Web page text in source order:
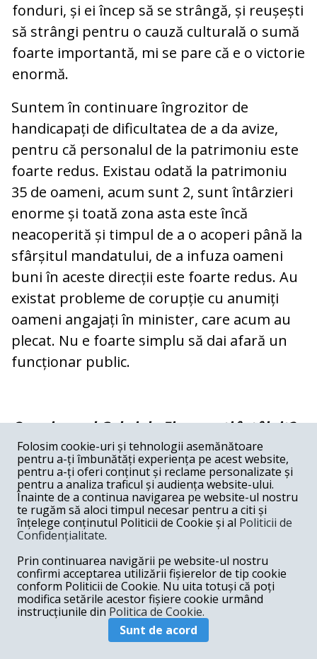
fonduri, și ei încep să se strângă, și reușești
să strângi pentru o cauză culturală o sumă
foarte importantă, mi se pare că e o victorie
enormă.
Suntem în continuare îngrozitor de
handicapați de dificultatea de a da avize,
pentru că personalul de la patrimoniu este
foarte redus. Existau odată la patrimoniu
35 de oameni, acum sunt 2, sunt întârzieri
enorme și toată zona asta este încă
neacoperită și timpul de a o acoperi până la
sfârșitul mandatului, de a infuza oameni
buni în aceste direcții este foarte redus. Au
existat probleme de corupție cu anumiți
oameni angajați în minister, care acum au
plecat. Nu e foarte simplu să dai afară un
funcționar public.
Cu primarul Gabriela Firea v-ați întâlnit?
Am încercat de nenumărate ori, dar n-am
putut.
Adică e ocupată sau nu vrea?
Cred că nu vrea. De pildă, răspunsul pe care
mi l-a dat legat de faptul că eu, ca ministru
al Culturii, a trebuit să mă întâlnesc cu
echipele strategiei culturale a Bucureștiului
Folosim cookie-uri și tehnologii asemănătoare
pentru a-ți îmbunătăți experiența pe acest website,
pentru a-ți oferi conținut și reclame personalizate și
pentru a analiza traficul și audiența website-ului.
Înainte de a continua navigarea pe website-ul nostru
te rugăm să aloci timpul necesar pentru a citi și
înțelege conținutul Politicii de Cookie și al Politicii de
Confidențialitate.
Prin continuarea navigării pe website-ul nostru
confirmi acceptarea utilizării fișierelor de tip cookie
conform Politicii de Cookie. Nu uita totuși că poți
modifica setările acestor fișiere cookie urmând
instrucțiunile din Politica de Cookie.
Sunt de acord